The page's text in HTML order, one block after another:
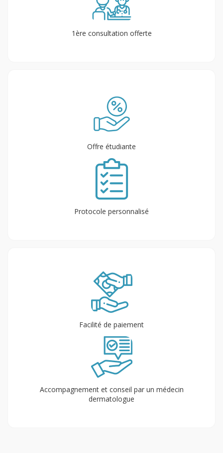
1ère consultation offerte
Offre étudiante
Protocole personnalisé
Facilité de paiement
Accompagnement et conseil par un médecin
dermatologue